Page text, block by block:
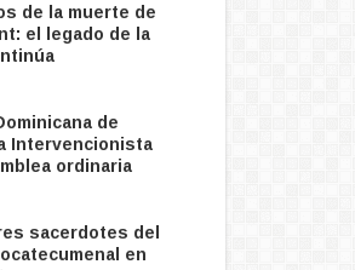
de la muerte de
el legado de la
de
Intervencionista
ordinaria
sacerdotes del
en